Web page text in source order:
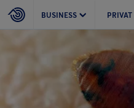
BUSINESS PRIVAT